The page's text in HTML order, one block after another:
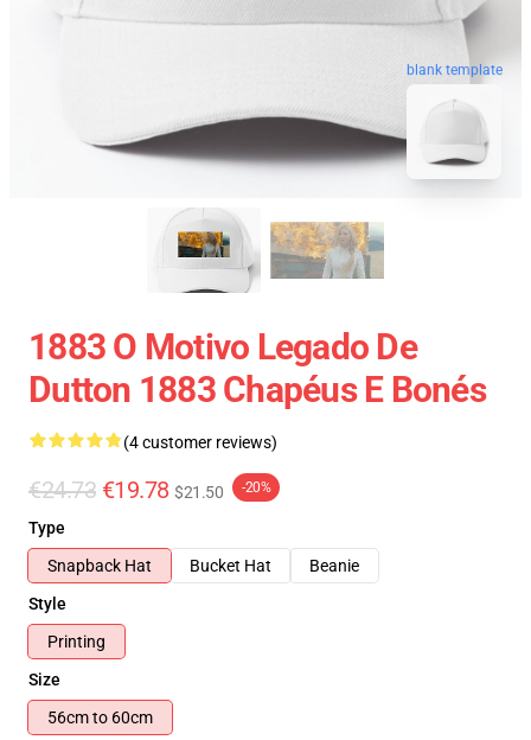
blank template
1883 O Motivo Legado De
Dutton 1883 Chapéus E Bonés
(4 customer reviews)
€24.73 €19.78 $21.50 -20%
Type
Snapback Hat
Bucket Hat
Beanie
Style
Printing
Size
56cm to 60cm